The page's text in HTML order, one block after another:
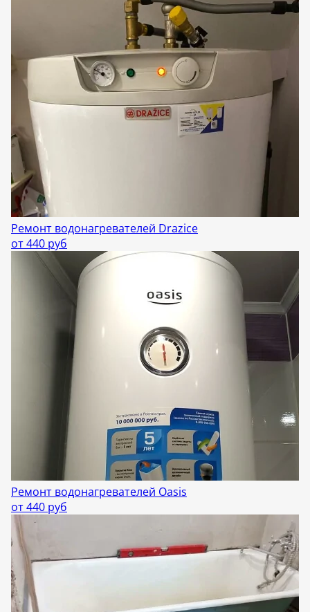
Ремонт водонагревателей Drazice
от 440 руб
Ремонт водонагревателей Oasis
от 440 руб